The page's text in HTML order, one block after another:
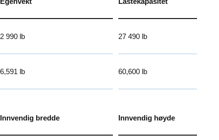
2 990 lb 27 490 lb
6,591 lb 60,600 lb
Innvendig bredde Innvendig høyde